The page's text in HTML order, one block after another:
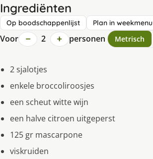
Ingrediënten
Op boodschappenlijst Plan in weekmenu
Voor − 2 + personen Metrisch
2 sjalotjes
enkele broccoliroosjes
een scheut witte wijn
een halve citroen uitgeperst
125 gr mascarpone
viskruiden